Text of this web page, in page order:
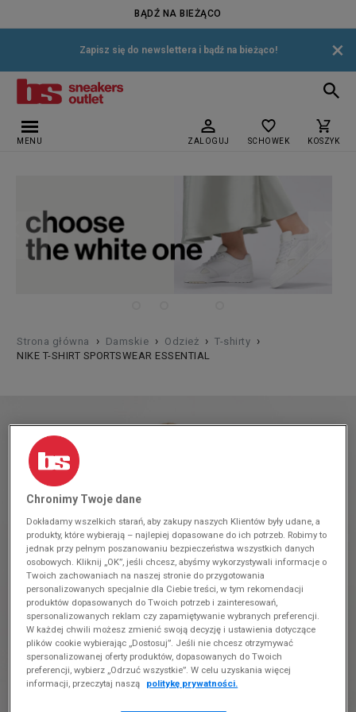
BĄDŹ NA BIEŻĄCO
Zapisz się do newslettera i bądź na bieżąco! ×
MENU ZALOGUJ SCHOWEK KOSZYK
Strona główna › Damskie › Odzież › T-shirty ›
NIKE T-SHIRT SPORTSWEAR ESSENTIAL
Chronimy Twoje dane
Dokładamy wszelkich starań, aby zakupy naszych Klientów były udane, a
produkty, które wybierają – najlepiej dopasowane do ich potrzeb. Robimy to
jednak przy pełnym poszanowaniu bezpieczeństwa wszystkich danych
osobowych. Kliknij „OK”, jeśli chcesz, abyśmy wykorzystywali informacje o
Twoich zachowaniach na naszej stronie do przygotowania
personalizowanych specjalnie dla Ciebie treści, w tym rekomendacji
produktów dopasowanych do Twoich potrzeb i zainteresowań,
spersonalizowanych reklam czy zapamiętywanie wybranych preferencji.
W każdej chwili możesz zmienić swoją decyzję i ustawienia dotyczące
plików cookie wybierając „Dostosuj”. Jeśli nie chcesz otrzymywać
spersonalizowanej oferty produktów, dopasowanych do Twoich
preferencji, wybierz „Odrzuć wszystkie”. W celu uzyskania więcej
informacji, przeczytaj naszą
politykę prywatności.